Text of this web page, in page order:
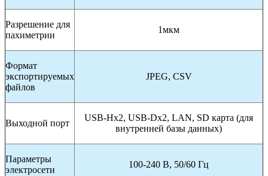
Разрешение для
пахиметрии
1мкм
Формат
экспортируемых
файлов
JPEG, CSV
Выходной порт
USB-Hx2, USB-Dx2, LAN, SD карта (для
внутренней базы данных)
Параметры
электросети
100-240 В, 50/60 Гц